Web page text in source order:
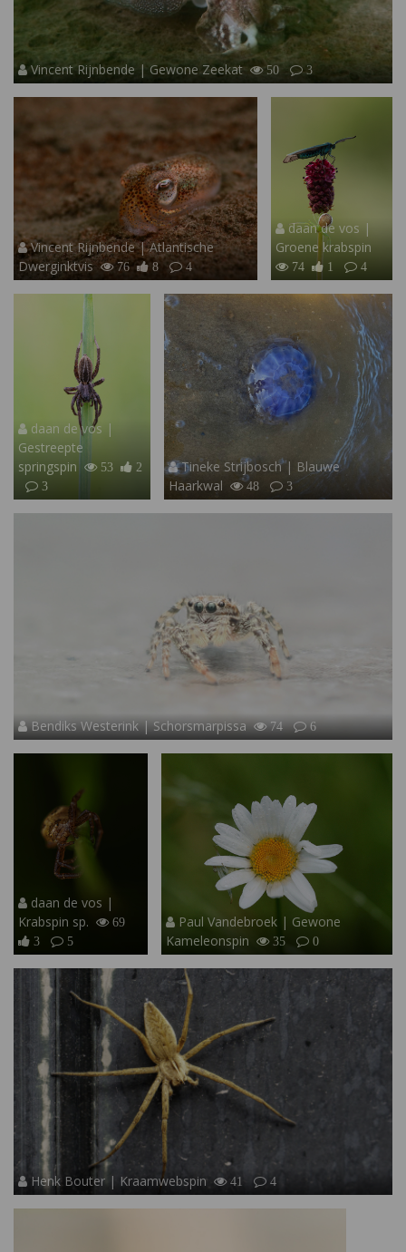
Vincent Rijnbende | Gewone Zeekat 50 3
Vincent Rijnbende | Atlantische
Dwerginktvis
76 8 4
daan de vos |
Groene krabspin
74 1 4
daan de vos |
Gestreepte
springspin
53
2
3
Tineke Strijbosch | Blauwe
Haarkwal
48 3
Bendiks Westerink | Schorsmarpissa 74 6
daan de vos |
Krabspin sp.
69
3
5
Paul Vandebroek | Gewone
Kameleonspin
35 0
Henk Bouter | Kraamwebspin 41 4